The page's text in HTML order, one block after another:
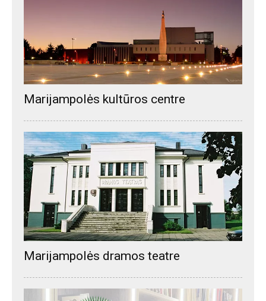
Marijampolės kultūros centre
Marijampolės dramos teatre